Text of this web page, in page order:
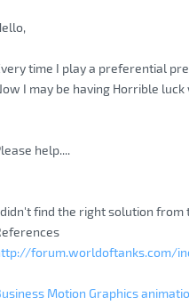
time I play a preferential
I may be having Horrible
help....
find the right solution from
forum.worldoftanks.com/
Motion Graphics